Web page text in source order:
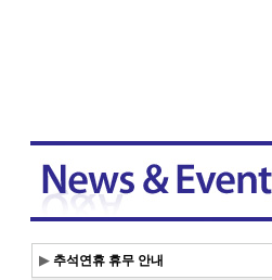
▶ 추석연휴 휴무 안내